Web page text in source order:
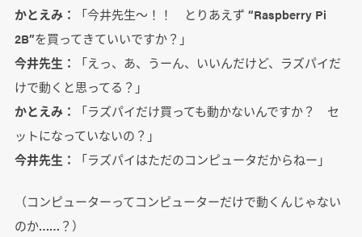
かとえみ：
「今井先生～！！ とりあえず “Raspberry Pi
2B”を買ってきていいですか？」
今井先生：
「えっ、あ、うーん、いいんだけど、ラズパイだ
けで動くと思ってる？」
かとえみ：
「ラズパイだけ買っても動かないんですか？ セ
ットになっていないの？」
今井先生：
「ラズパイはただのコンピュータだからねー」
（コンピューターってコンピューターだけで動くんじゃない
のか……？）